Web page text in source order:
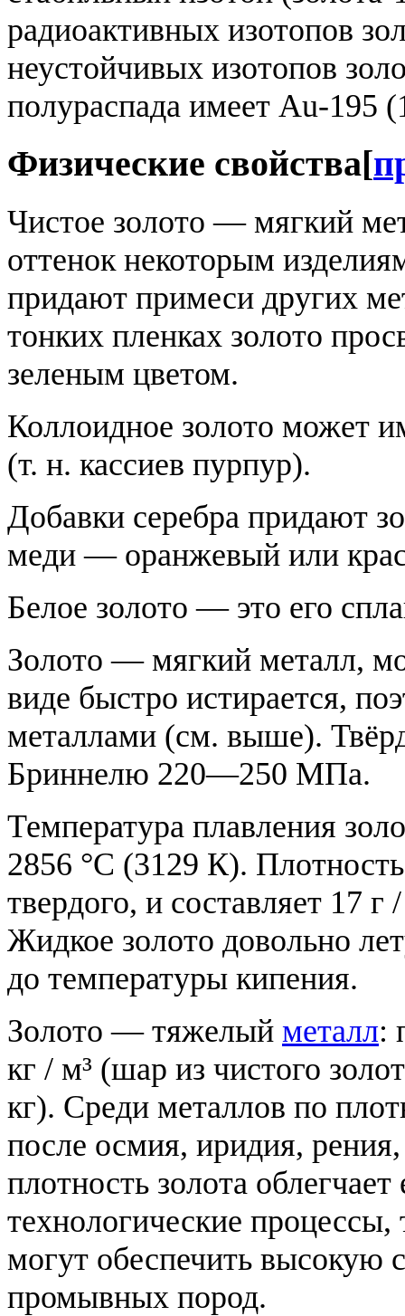
радиоактивных изотопов
неустойчивых изотопов
полураспада имеет Au-195
Физические свойства[
Чистое золото — мягкий
оттенок некоторым
придают примеси других
тонких пленках золото
зеленым цветом.
Коллоидное золото может
(т. н. кассиев пурпур).
Добавки серебра придают
меди — оранжевый или
Белое золото — это его
Золото — мягкий металл,
виде быстро истирается,
металлами (см. выше).
Бриннелю 220—250 МПа.
Температура плавления
2856 °C (3129 К).
твердого, и составляет 17
Жидкое золото довольно
до температуры кипения.
Золото — тяжелый металл:
кг / м³ (шар из чистого
кг). Среди металлов по
после осмия, иридия,
плотность золота
технологические
могут обеспечить высокую
промывных пород.